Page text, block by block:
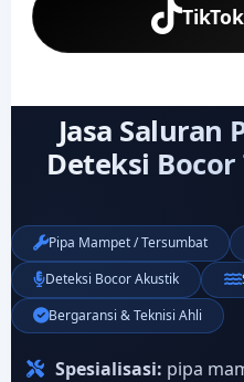
TikTok
Jasa Saluran
Deteksi
Pipa Mampet / Tersumbat
Deteksi Bocor Akustik
Bergaransi & Teknisi Ahli
Spesialisasi: pipa